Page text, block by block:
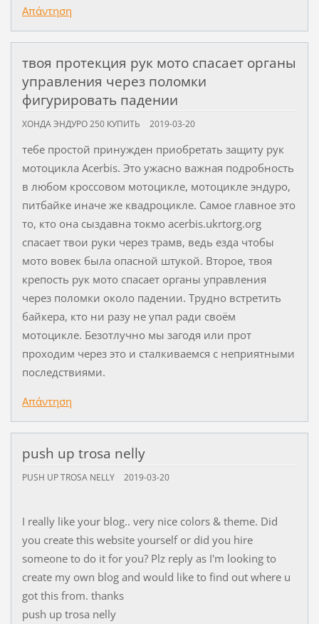
Απάντηση
твоя протекция рук мото спасает органы
управления через поломки
фигурировать падении
ХОНДА ЭНДУРО 250 КУПИТЬ 2019-03-20
тебе простой принужден приобретать защиту рук
мотоцикла Acerbis. Это ужасно важная подробность
в любом кроссовом мотоцикле, мотоцикле эндуро,
питбайке иначе же квадроцикле. Самое главное это
то, кто она сыздавна токмо acerbis.ukrtorg.org
спасает твои руки через трамв, ведь езда чтобы
мото вовек была опасной штукой. Второе, твоя
крепость рук мото спасает органы управления
через поломки около падении. Трудно встретить
байкера, кто ни разу не упал ради своём
мотоцикле. Безотлучно мы загодя или прот
проходим через это и сталкиваемся с неприятными
последствиями.
Απάντηση
push up trosa nelly
PUSH UP TROSA NELLY 2019-03-20
I really like your blog.. very nice colors & theme. Did
you create this website yourself or did you hire
someone to do it for you? Plz reply as I'm looking to
create my own blog and would like to find out where u
got this from. thanks
push up trosa nelly